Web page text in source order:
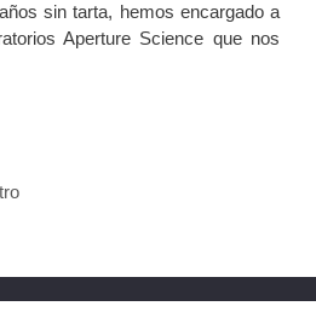
sin tarta, hemos encargado a
Aperture Science que nos